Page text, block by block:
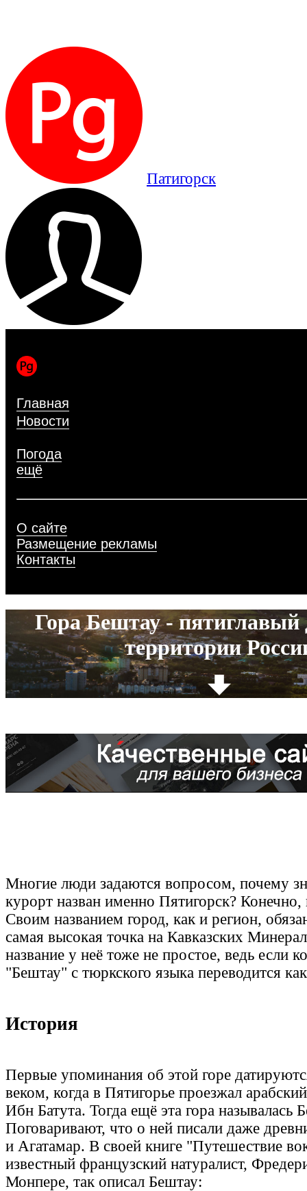
Патигорск
Главная
Новости
Погода
ещё
О сайте
Размещение рекламы
Контакты
Гора Бештау - пятиглавый
территории
Многие люди задаются вопросом, почему
курорт назван именно Пятигорск? Конечно,
Своим названием город, как и регион,
самая высокая точка на Кавказских
название у неё тоже не простое, ведь если
"Бештау" с тюркского языка переводится
История
Первые упоминания об этой горе
веком, когда в Пятигорье проезжал
Ибн Батута. Тогда ещё эта гора называлась
Поговаривают, что о ней писали даже
и Агатамар. В своей книге "Путешествие
известный французский натуралист,
Монпере, так описал Бештау: